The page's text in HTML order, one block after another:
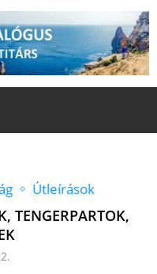
Útleírások
TENGERPARTOK,